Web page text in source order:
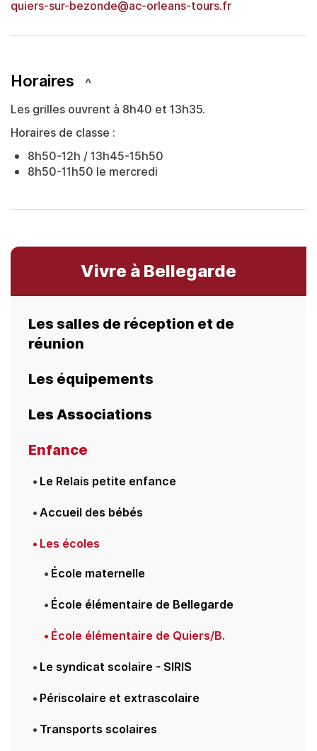
quiers-sur-bezonde@ac-orleans-tours.fr
Horaires
Les grilles ouvrent à 8h40 et 13h35.
Horaires de classe :
8h50-12h / 13h45-15h50
8h50-11h50 le mercredi
Vivre à Bellegarde
Les salles de réception et de
réunion
Les équipements
Les Associations
Enfance
Le Relais petite enfance
Accueil des bébés
Les écoles
École maternelle
École élémentaire de Bellegarde
École élémentaire de Quiers/B.
Le syndicat scolaire - SIRIS
Périscolaire et extrascolaire
Transports scolaires